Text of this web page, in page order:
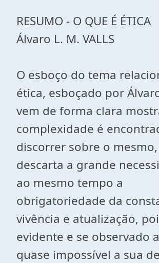
RESUMO - O QUE É ÉTICA
Álvaro L. M. VALLS
O esboço do tema
ética, esboçado por
vem de forma clara
complexidade é
discorrer sobre o
descarta a grande
ao mesmo tempo a
obrigatoriedade da
vivência e atualização,
evidente e se observado
quase impossível a sua